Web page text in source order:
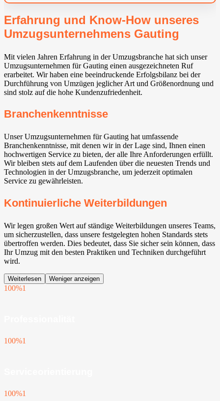
Erfahrung und Know-How unseres
Umzugsunternehmens Gauting⁠
Mit vielen Jahren Erfahrung in der Umzugsbranche hat sich unser
Umzugsunternehmen für Gauting⁠ einen ausgezeichneten Ruf
erarbeitet. Wir haben eine beeindruckende Erfolgsbilanz bei der
Durchführung von Umzügen jeglicher Art und Größenordnung und
sind stolz auf die hohe Kundenzufriedenheit.
Branchenkenntnisse
Unser Umzugsunternehmen für Gauting⁠ hat umfassende
Branchenkenntnisse, mit denen wir in der Lage sind, Ihnen einen
hochwertigen Service zu bieten, der alle Ihre Anforderungen erfüllt.
Wir bleiben stets auf dem Laufenden über die neuesten Trends und
Technologien in der Umzugsbranche, um jederzeit optimalen
Service zu gewährleisten.
Kontinuierliche Weiterbildungen
Wir legen großen Wert auf ständige Weiterbildungen unseres Teams,
um sicherzustellen, dass unsere festgelegten hohen Standards stets
übertroffen werden. Dies bedeutet, dass Sie sicher sein können, dass
Ihr Umzug mit den besten Praktiken und Techniken durchgeführt
wird.
Weiterlesen Weniger anzeigen
100%1
100%1
100%1